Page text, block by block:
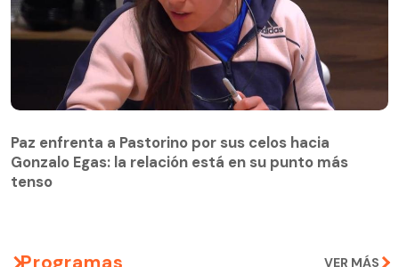
Gonzalo Egas: la relación está en su punto más
tenso
Paz enfrenta a Pastorino por sus celos hacia
Gonzalo Egas: la relación está en su punto más
tenso
VER MÁS